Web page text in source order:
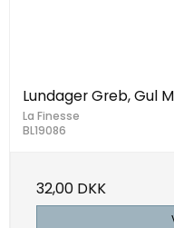
Lundager Greb, Gul
La Finesse
BL19086
32,00 DKK